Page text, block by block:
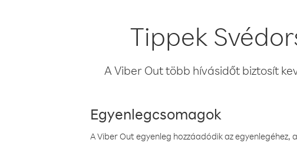
Tippek
A Viber Out több hívásidőt biztosít
Egyenlegcsomagok
A Viber Out egyenleg hozzáadódik az